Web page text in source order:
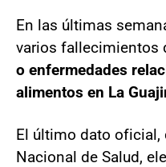
En las últimas
varios fallecimientos
o enfermedades
alimentos en La
El último dato
Nacional de Salud,